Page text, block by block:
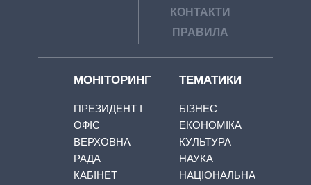
КОНТАКТИ
ПРАВИЛА
МОНІТОРИНГ
ПРЕЗИДЕНТ І
ОФІС
ВЕРХОВНА
РАДА
КАБІНЕТ
ТЕМАТИКИ
БІЗНЕС
ЕКОНОМІКА
КУЛЬТУРА
НАУКА
НАЦІОНАЛЬНА